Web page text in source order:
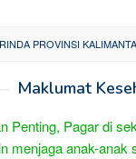
PROVINSI
Maklumat
Penting, Pagar di
menjaga anak-anak